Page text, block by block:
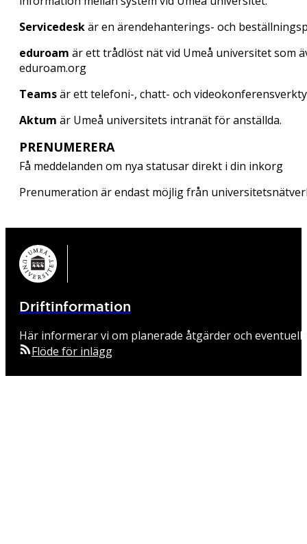
Servicedeskär en ärendehanterings- och
eduroam är ett trådlöst nät vid Umeå universitet som
eduroam.org
Teamsär ett telefoni-, chatt- och
Aktum är Umeå universitets intranät för anställda.
PRENUMERERA
Få meddelanden om nya statusar direkt i din inkorg
Prenumeration är endast möjlig från
Driftinformation
Här informerar vi om planerade åtgärder och
Flöde för inlägg